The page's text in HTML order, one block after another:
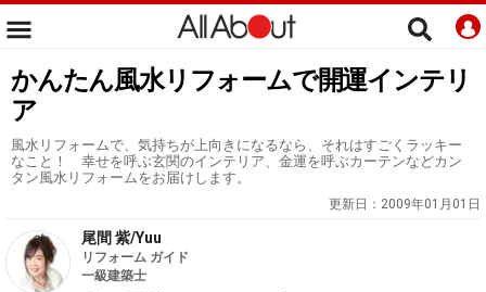
かんたん風水リフォームで開運インテリ
ア
風水リフォームで、気持ちが上向きになるなら、それはすごくラッキー
なこと！ 幸せを呼ぶ玄関のインテリア、金運を呼ぶカーテンなどカン
タン風水リフォームをお届けします。
更新日： 2009年01月01日
尾間 紫/Yuu
リフォーム ガイド
一級建築士